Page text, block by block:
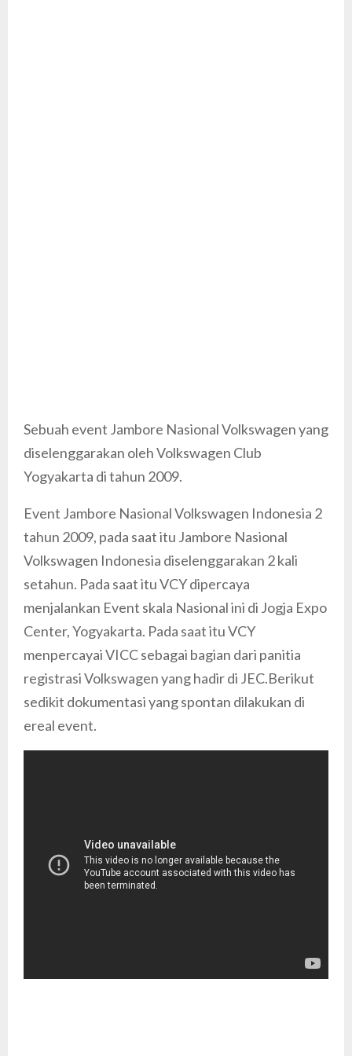
Sebuah event Jambore Nasional Volkswagen yang
diselenggarakan oleh Volkswagen Club
Yogyakarta di tahun 2009.
Event Jambore Nasional Volkswagen Indonesia 2
tahun 2009, pada saat itu Jambore Nasional
Volkswagen Indonesia diselenggarakan 2 kali
setahun. Pada saat itu VCY dipercaya
menjalankan Event skala Nasional ini di Jogja Expo
Center, Yogyakarta. Pada saat itu VCY
menpercayai VICC sebagai bagian dari panitia
registrasi Volkswagen yang hadir di JEC.Berikut
sedikit dokumentasi yang spontan dilakukan di
ereal event.